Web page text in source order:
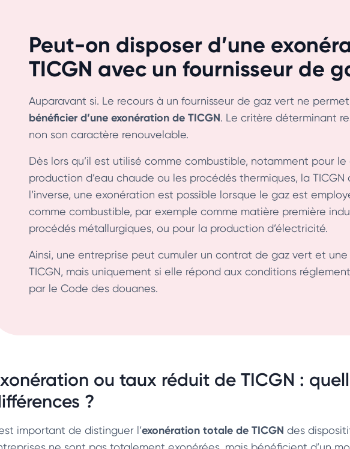
Peut-on disposer d’une
TICGN avec un fournisseur de
Auparavant si. Le recours à un fournisseur de gaz vert ne
bénéficier d’une exonération de TICGN. Le critère déterminant
non son caractère renouvelable.
Dès lors qu’il est utilisé comme combustible, notamment pour
production d’eau chaude ou les procédés thermiques, la TICGN
l’inverse, une exonération est possible lorsque le gaz est
comme combustible, par exemple comme matière première
procédés métallurgiques, ou pour la production d’électricité.
Ainsi, une entreprise peut cumuler un contrat de gaz vert et
TICGN, mais uniquement si elle répond aux conditions
par le Code des douanes.
ou taux réduit de TICGN :
?
important de distinguer l’exonération totale de TICGN des